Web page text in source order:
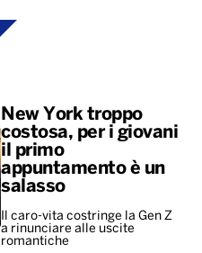
New York troppo
costosa, per i giovani
il primo
appuntamento è un
salasso
Il caro-vita costringe la Gen Z
a rinunciare alle uscite
romantiche